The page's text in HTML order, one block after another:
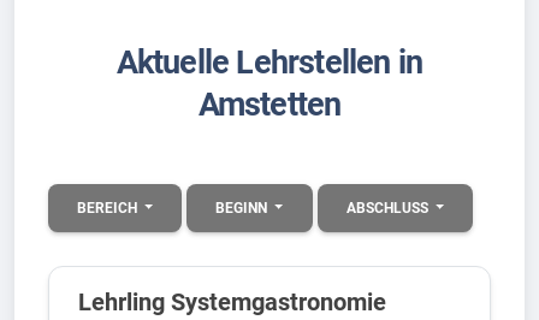
Aktuelle Lehrstellen in
Amstetten
BEREICH BEGINN ABSCHLUSS
Lehrling Systemgastronomie